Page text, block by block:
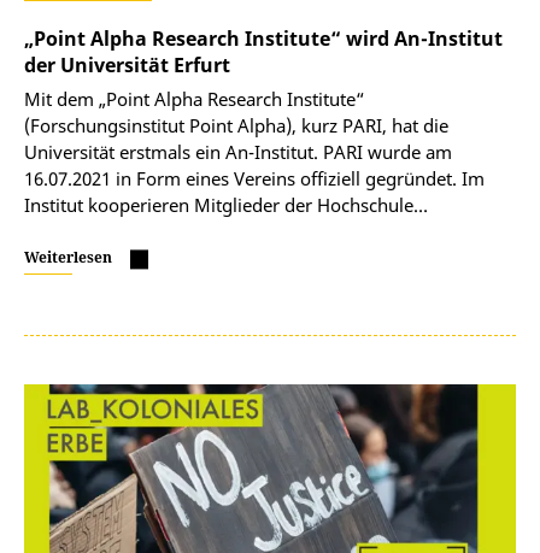
„Point Alpha Research Institute“ wird An-Institut
der Universität Erfurt
Mit dem „Point Alpha Research Institute“
(Forschungsinstitut Point Alpha), kurz PARI, hat die
Universität erstmals ein An-Institut. PARI wurde am
16.07.2021 in Form eines Vereins offiziell gegründet. Im
Institut kooperieren Mitglieder der Hochschule…
Weiterlesen